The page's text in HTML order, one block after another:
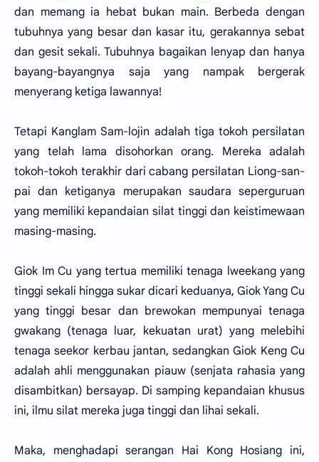
dan memang ia hebat bukan main. Berbeda dengan
tubuhnya yang besar dan kasar itu, gerakannya sebat
dan gesit sekali. Tubuhnya bagaikan lenyap dan hanya
bayang-bayangnya saja yang nampak bergerak
menyerang ketiga lawannya!
Tetapi Kanglam Sam-lojin adalah tiga tokoh persilatan
yang telah lama disohorkan orang. Mereka adalah
tokoh-tokoh terakhir dari cabang persilatan Liong-san-
pai dan ketiganya merupakan saudara seperguruan
yang memiliki kepandaian silat tinggi dan keistimewaan
masing-masing.
Giok Im Cu yang tertua memiliki tenaga lweekang yang
tinggi sekali hingga sukar dicari keduanya, Giok Yang Cu
yang tinggi besar dan brewokan mempunyai tenaga
gwakang (tenaga luar, kekuatan urat) yang melebihi
tenaga seekor kerbau jantan, sedangkan Giok Keng Cu
adalah ahli menggunakan piauw (senjata rahasia yang
disambitkan) bersayap. Di samping kepandaian khusus
ini, ilmu silat mereka juga tinggi dan lihai sekali.
Maka, menghadapi serangan Hai Kong Hosiang ini,